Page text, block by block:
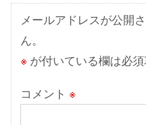
ョ
ン
メールアドレスが公開
ん。
※が付いている欄は必
コメント ※